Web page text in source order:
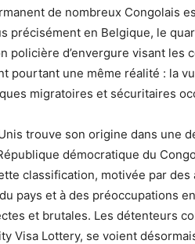
de nombreux Congolais
précisément en Belgique, le
policière d’envergure visant les
pourtant une même réalité : la
migratoires et sécuritaires
trouve son origine dans une
démocratique du
classification, motivée par
pays et à des préoccupations
et brutales. Les détenteurs
Visa Lottery, se voient